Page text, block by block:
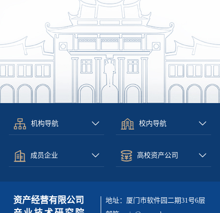
机构导航 校内导航
成员企业 高校资产公司
资产经营有限公司
地址：厦门市软件园二期31号6层